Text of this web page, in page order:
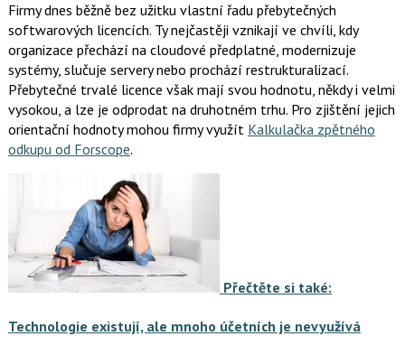
Firmy dnes běžně bez užitku vlastní řadu přebytečných
softwarových licencích. Ty nejčastěji vznikají ve chvíli, kdy
organizace přechází na cloudové předplatné, modernizuje
systémy, slučuje servery nebo prochází restrukturalizací.
Přebytečné trvalé licence však mají svou hodnotu, někdy i velmi
vysokou, a lze je odprodat na druhotném trhu. Pro zjištění jejich
orientační hodnoty mohou firmy využít Kalkulačka zpětného
odkupu od Forscope.
Přečtěte si také:
Technologie existují, ale mnoho účetních je nevyužívá